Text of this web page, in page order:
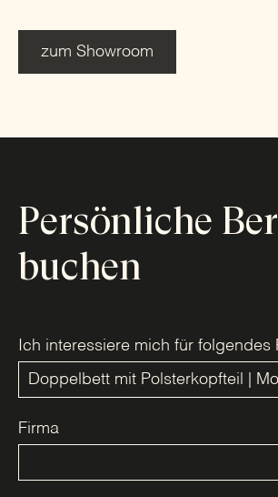
zum Showroom
Persönliche
buchen
Ich interessiere mich für folgendes
Firma